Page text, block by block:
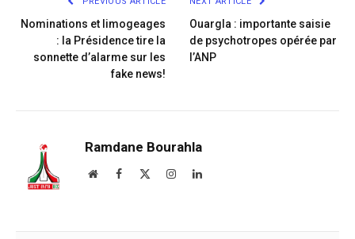
Nominations et limogeages
: la Présidence tire la
sonnette d’alarme sur les
fake news!
Ouargla : importante saisie
de psychotropes opérée par
l’ANP
Ramdane Bourahla
WebsiteFacebook InstagramLinkedIn